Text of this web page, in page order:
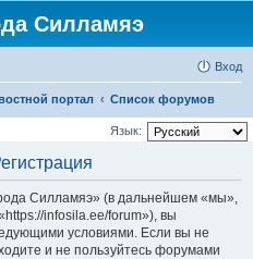
Силламяэ
Вход
портал Список форумов
Язык:
Силламяэ» (в дальнейшем «мы»,
infosila.ee/forum»), вы
условиями. Если вы не
и не пользуйтесь форумами